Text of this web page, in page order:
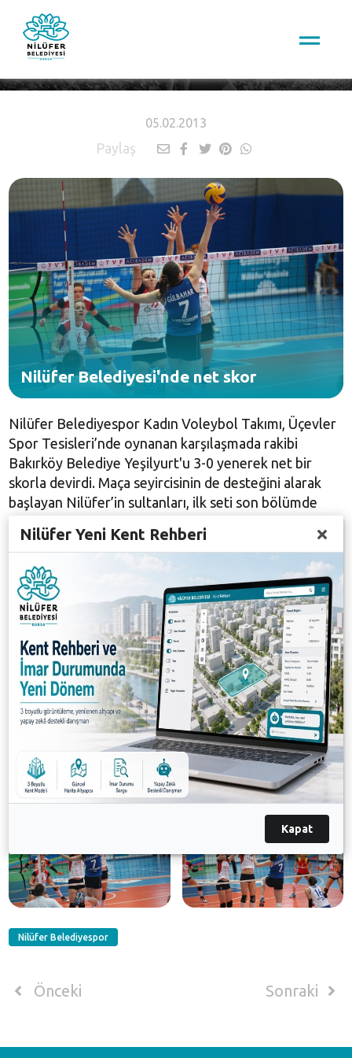
05.02.2013
Paylaş
Nilüfer Belediyesi'nde net skor
Nilüfer Belediyespor Kadın Voleybol Takımı, Üçevler
Spor Tesisleri’nde oynanan karşılaşmada rakibi
Bakırköy Belediye Yeşilyurt'u 3-0 yenerek net bir
skorla devirdi. Maça seyircisinin de desteğini alarak
başlayan Nilüfer’in sultanları, ilk seti son bölümde
İkinci seti 25-17, üçüncü seti de 25-23 alan Nilüfer
Belediyespor, rakibini 3-0 mağlup etti.
Uzun bir aradan sonra kazanan Nilüfer’in sultanları,
maç sonu galibiyeti sevinerek kutladı.
Galeri
Nilüfer Belediyespor
Önceki Sonraki
Nilüfer Yeni Kent Rehberi
Kapat